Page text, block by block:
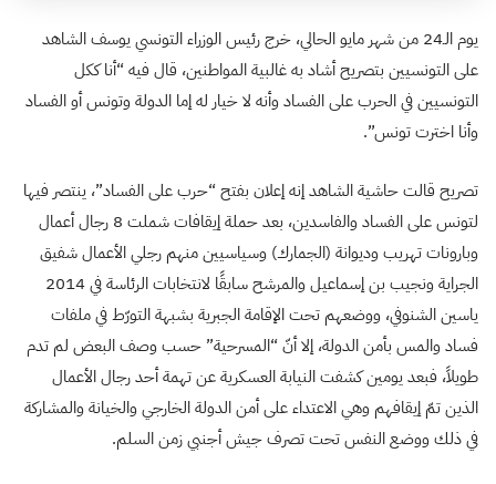
يوم الـ24 من شهر مايو الحالي، خرج رئيس الوزراء التونسي يوسف الشاهد
على التونسيين بتصريح أشاد به غالبية المواطنين، قال فيه “أنا ككل
التونسيين في الحرب على الفساد وأنه لا خيار له إما الدولة وتونس أو الفساد
وأنا اخترت تونس”.
تصريح قالت حاشية الشاهد إنه إعلان بفتح “حرب على الفساد”، ينتصر فيها
لتونس على الفساد والفاسدين، بعد حملة إيقافات شملت 8 رجال أعمال
وبارونات تهريب وديوانة (الجمارك) وسياسيين منهم رجلي الأعمال شفيق
الجراية ونجيب بن إسماعيل والمرشح سابقًا لانتخابات الرئاسة في 2014
ياسين الشنوفي، ووضعهم تحت الإقامة الجبرية بشبهة التورّط في ملفات
فساد والمس بأمن الدولة، إلا أنّ “المسرحية” حسب وصف البعض لم تدم
طويلاً، فبعد يومين كشفت النيابة العسكرية عن تهمة أحد رجال الأعمال
الذين تمّ إيقافهم وهي الاعتداء على أمن الدولة الخارجي والخيانة والمشاركة
في ذلك ووضع النفس تحت تصرف جيش أجنبي زمن السلم.